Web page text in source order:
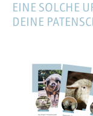
EINE SOLCHE
DEINE